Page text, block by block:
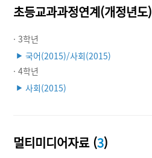
초등교과과정연계(개정년도)
· 3학년
▶ 국어(2015)/사회(2015)
· 4학년
▶ 사회(2015)
멀티미디어자료 (3)